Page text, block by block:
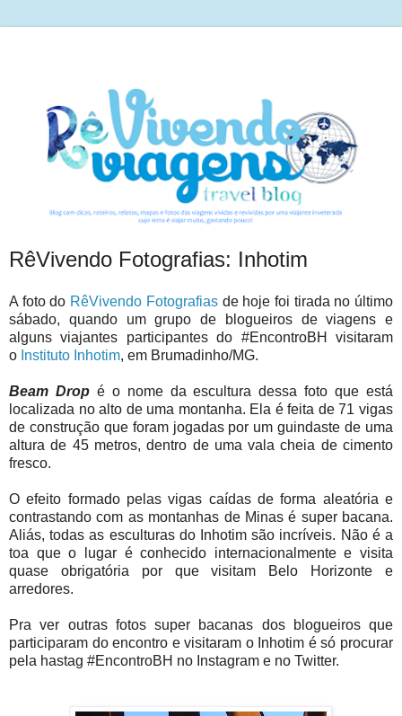
RêVivendo Fotografias: Inhotim
A foto do RêVivendo Fotografiasde hoje foi tirada no último
sábado, quando um grupo de blogueiros de viagens e
alguns viajantes participantes do #EncontroBH visitaram
o Instituto Inhotim, em Brumadinho/MG.
Beam Drop é o nome da escultura dessa foto que está
localizada no alto de uma montanha. Ela é feita de 71 vigas
de construção que foram jogadas por um guindaste de uma
altura de 45 metros, dentro de uma vala cheia de cimento
fresco.
O efeito formado pelas vigas caídas de forma aleatória e
contrastando com as montanhas de Minas é super bacana.
Aliás, todas as esculturas do Inhotim são incríveis. Não é a
toa que o lugar é conhecido internacionalmente e visita
quase obrigatória por que visitam Belo Horizonte e
arredores.
Pra ver outras fotos super bacanas dos blogueiros que
participaram do encontro e visitaram o Inhotim é só procurar
pela hastag #EncontroBH no Instagram e no Twitter.